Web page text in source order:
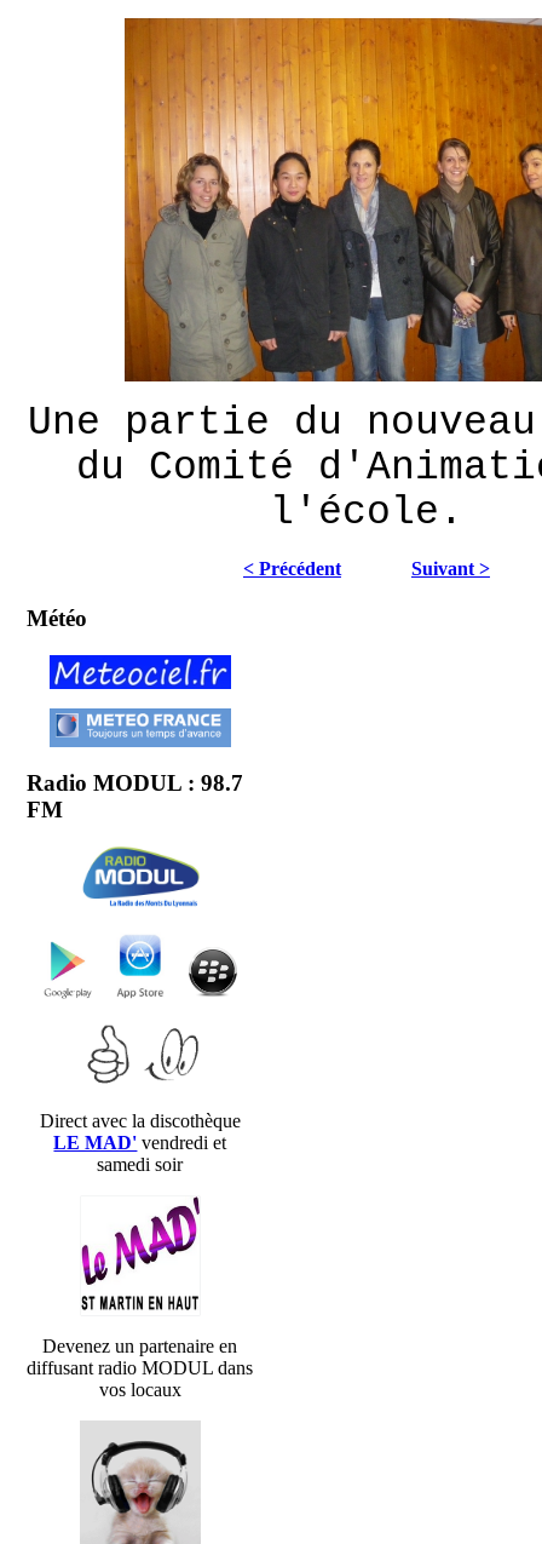
Une partie du
du Comité
l'école.
< Précédent Suivant >
Météo
Radio MODUL : 98.7
FM
Direct avec la discothèque
LE MAD' vendredi et
samedi soir
Devenez un partenaire en
diffusant radio MODUL dans
vos locaux